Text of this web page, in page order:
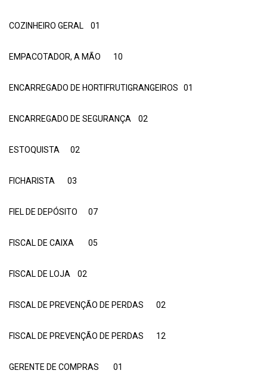
COZINHEIRO GERAL 01
EMPACOTADOR, A MÃO 10
ENCARREGADO DE HORTIFRUTIGRANGEIROS 01
ENCARREGADO DE SEGURANÇA 02
ESTOQUISTA 02
FICHARISTA 03
FIEL DE DEPÓSITO 07
FISCAL DE CAIXA 05
FISCAL DE LOJA 02
FISCAL DE PREVENÇÃO DE PERDAS 02
FISCAL DE PREVENÇÃO DE PERDAS 12
GERENTE DE COMPRAS 01